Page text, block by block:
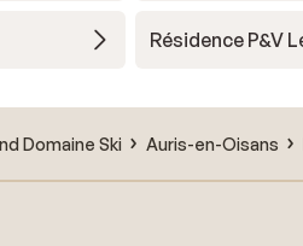
Résidence P&V
Domaine Ski Auris-en-Oisans